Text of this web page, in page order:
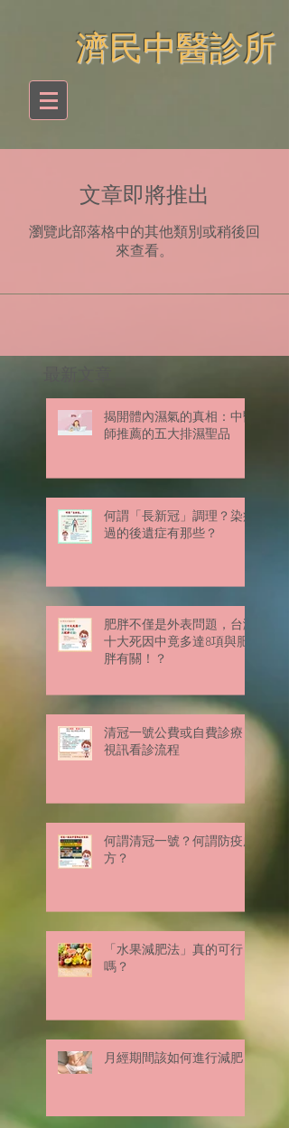
​濟民中醫診所
文章即將推出
瀏覽此部落格中的其他類別或稍後回
來查看。
揭開體內濕氣的真相：中醫
師推薦的五大排濕聖品
何謂「長新冠」調理？染疫
過的後遺症有那些？
肥胖不僅是外表問題，台灣
十大死因中竟多達8項與肥
胖有關！？
清冠一號公費或自費診療
視訊看診流程
何謂清冠一號？何謂防疫處
方？
「水果減肥法」真的可行
嗎？
月經期間該如何進行減肥？